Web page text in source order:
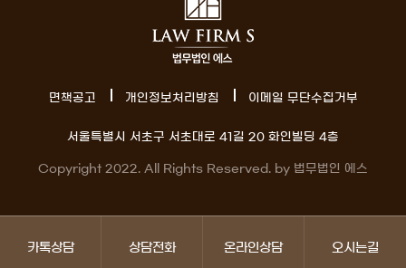
면책공고 개인정보처리방침 이메일 무단수집거부
서울특별시 서초구 서초대로 41길 20 화인빌딩 4층
Copyright 2022. All Rights Reserved. by 법무법인 에스
카톡상담 상담전화 온라인상담 오시는길